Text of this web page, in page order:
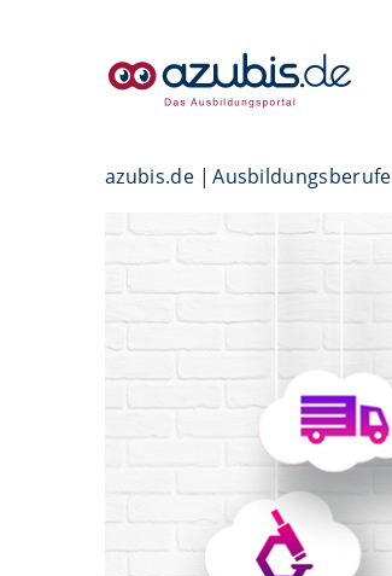
azubis.de Ausbildungsberufe